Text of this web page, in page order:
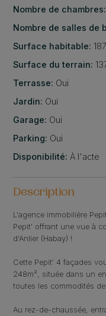
Nombre de chambres:
Nombre de salles de
Surface habitable:
Surface du terrain:
Terrasse: Oui
Jardin: Oui
Garage: Oui
Parking: Oui
Disponibilité: À l'acte
Description
L'agence immobilière
Pepit' offrant une vue à
d'Anlier (Habay) !
Cette Pepit' 4 façades
248m², située dans un
toutes les commodités
Au rez-de-chaussée,